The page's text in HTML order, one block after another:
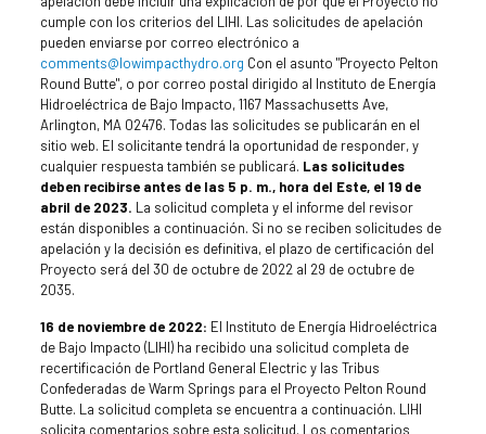
cumple con los criterios del LIHI. Las solicitudes de apelación
pueden enviarse por correo electrónico a
comments@lowimpacthydro.org Con el asunto "Proyecto Pelton
Round Butte", o por correo postal dirigido al Instituto de Energía
Hidroeléctrica de Bajo Impacto, 1167 Massachusetts Ave,
Arlington, MA 02476. Todas las solicitudes se publicarán en el
sitio web. El solicitante tendrá la oportunidad de responder, y
cualquier respuesta también se publicará. Las solicitudes
deben recibirse antes de las 5 p. m., hora del Este, el 19 de
abril de 2023. La solicitud completa y el informe del revisor
están disponibles a continuación. Si no se reciben solicitudes de
apelación y la decisión es definitiva, el plazo de certificación del
Proyecto será del 30 de octubre de 2022 al 29 de octubre de
2035.
16 de noviembre de 2022: El Instituto de Energía Hidroeléctrica
de Bajo Impacto (LIHI) ha recibido una solicitud completa de
recertificación de Portland General Electric y las Tribus
Confederadas de Warm Springs para el Proyecto Pelton Round
Butte. La solicitud completa se encuentra a continuación. LIHI
solicita comentarios sobre esta solicitud. Los comentarios